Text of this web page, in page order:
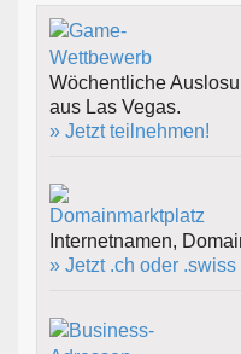
Wöchentliche
aus Las Vegas.
» Jetzt teilnehmen!
Internetnamen,
» Jetzt .ch oder